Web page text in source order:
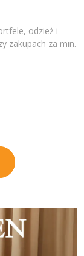
odzież i
zakupach za min.